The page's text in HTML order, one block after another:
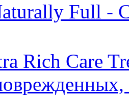
Full -
Rich Care